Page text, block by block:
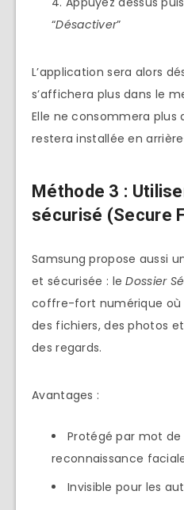
“Désactiver”
L’application sera alors
s’affichera plus dans le
Elle ne consommera plus
restera installée en
Méthode 3 :
sécurisé (Secure
Samsung propose aussi
et sécurisée : leDossier
coffre-fort numérique où
des fichiers, des photos
des regards.
Avantages :
Protégé par mot
reconnaissance
Invisible pour les